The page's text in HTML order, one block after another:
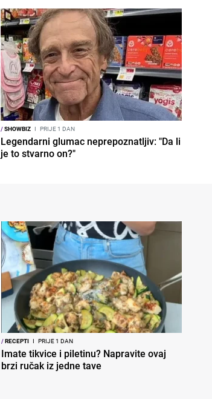
/SHOWBIZ I PRIJE 1 DAN
Legendarni glumac neprepoznatljiv: "Da li
je to stvarno on?"
/RECEPTI I PRIJE 1 DAN
Imate tikvice i piletinu? Napravite ovaj
brzi ručak iz jedne tave